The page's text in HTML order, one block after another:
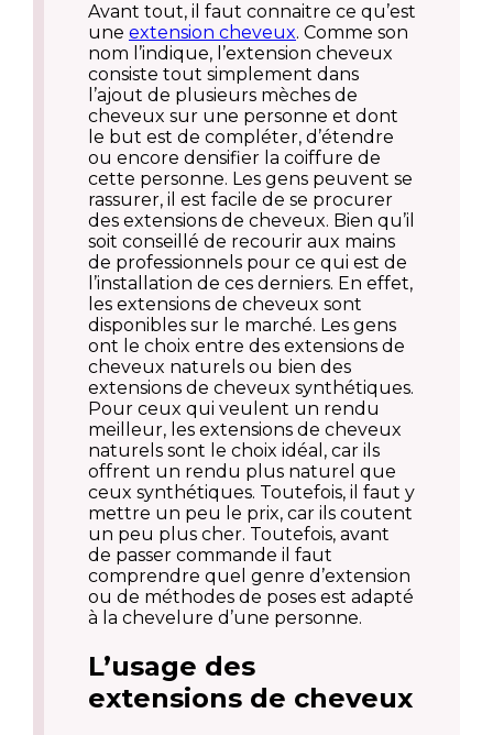
Avant tout, il faut connaitre ce qu’est
une extension cheveux. Comme son
nom l’indique, l’extension cheveux
consiste tout simplement dans
l’ajout de plusieurs mèches de
cheveux sur une personne et dont
le but est de compléter, d’étendre
ou encore densifier la coiffure de
cette personne. Les gens peuvent se
rassurer, il est facile de se procurer
des extensions de cheveux. Bien qu’il
soit conseillé de recourir aux mains
de professionnels pour ce qui est de
l’installation de ces derniers. En effet,
les extensions de cheveux sont
disponibles sur le marché. Les gens
ont le choix entre des extensions de
cheveux naturels ou bien des
extensions de cheveux synthétiques.
Pour ceux qui veulent un rendu
meilleur, les extensions de cheveux
naturels sont le choix idéal, car ils
offrent un rendu plus naturel que
ceux synthétiques. Toutefois, il faut y
mettre un peu le prix, car ils coutent
un peu plus cher. Toutefois, avant
de passer commande il faut
comprendre quel genre d’extension
ou de méthodes de poses est adapté
à la chevelure d’une personne.
L’usage des
extensions de cheveux